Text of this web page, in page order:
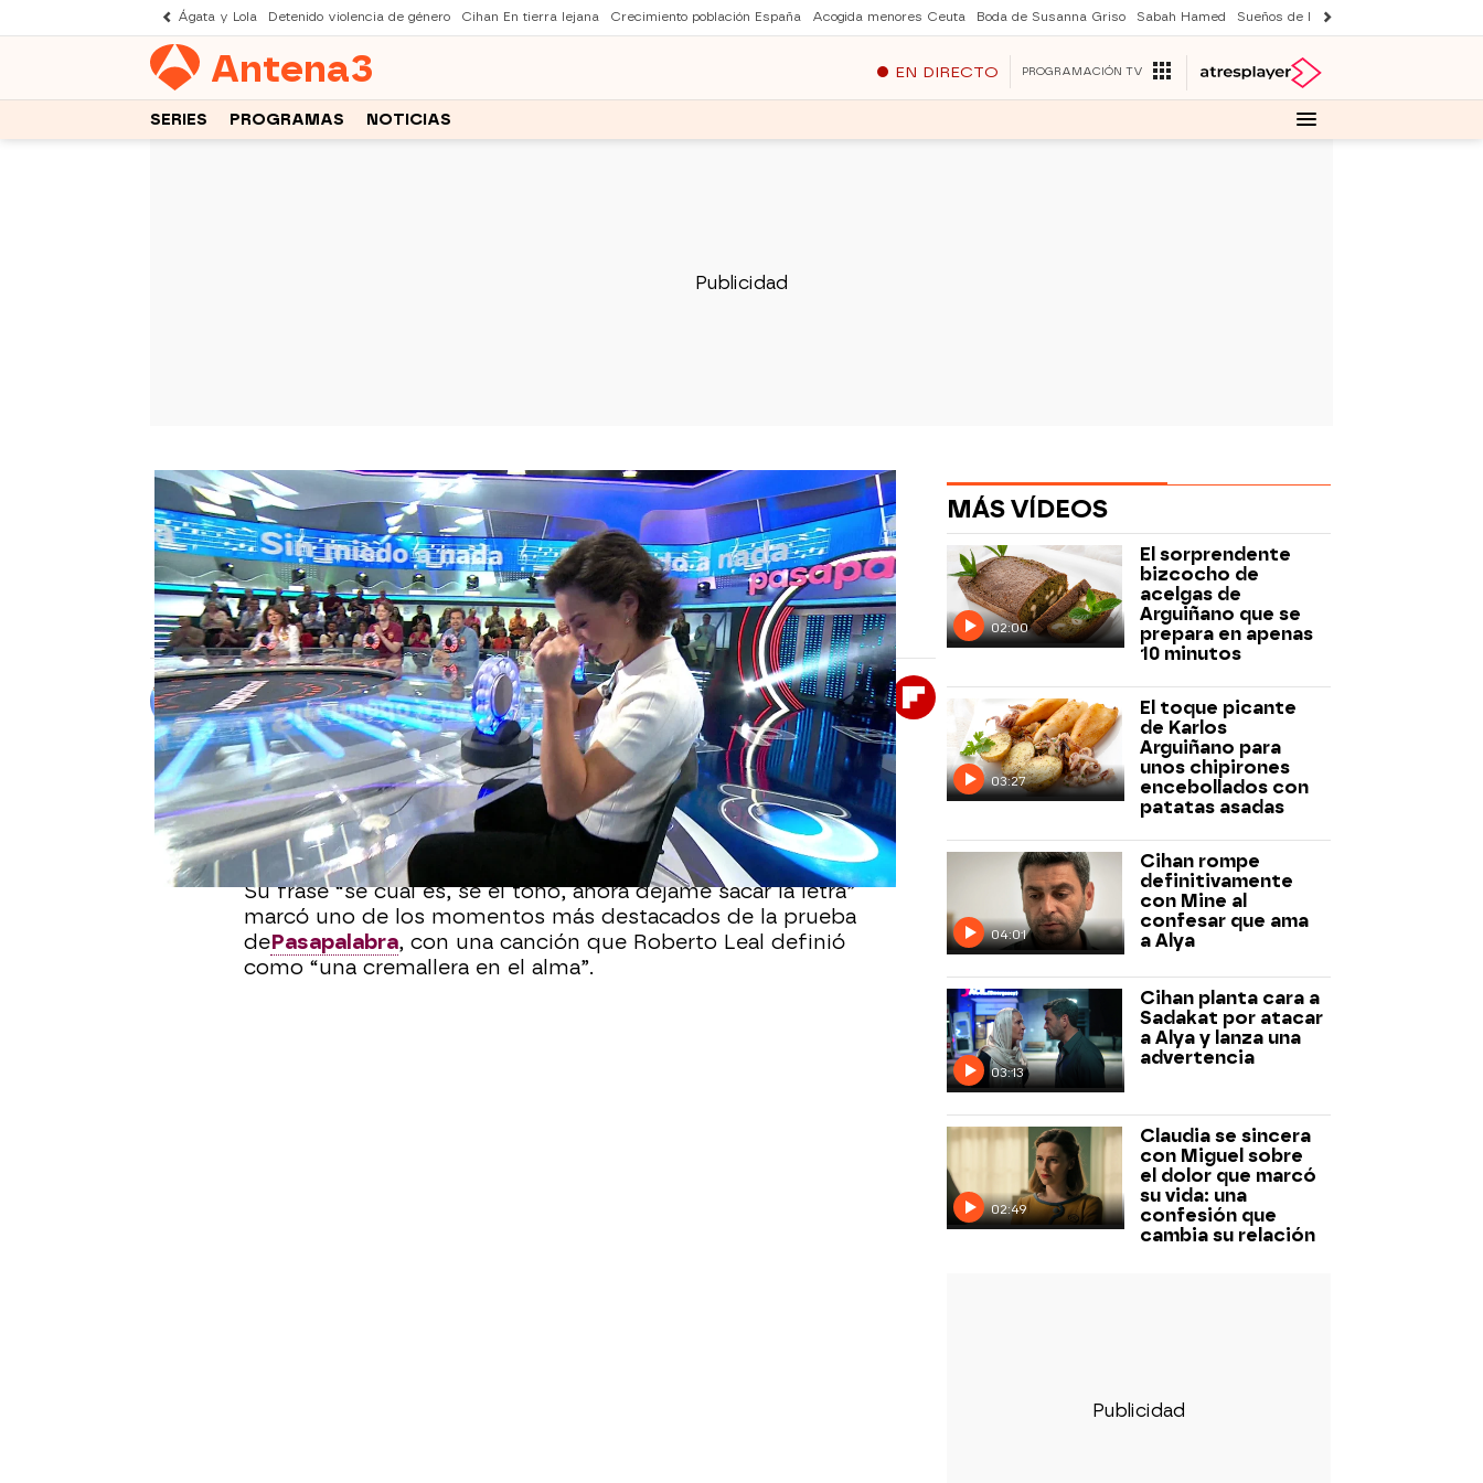
Ágata y Lola Detenido violencia de género Cihan En tierra lejana Crecimiento población España Acogida menores Ceuta Boda de Susanna Griso Sabah Hamed Sueños de libertad
Antena3 EN DIRECTO PROGRAMACIÓN TV
SERIES PROGRAMAS NOTICIAS
PASAPALABRA
Rosa brilla en La Pista tras reconocer el tono de la canción:
“Déjame sacar la letra”
En La Pista, Rosa protagoniza un momento emocionante al intuir la canción desde la
primera pista, aunque tardó en dar con la letra exacta.
Alberto Mendo
Publicado:13 de junio de 2025, 09:00
WhatsappFacebook
X Flipboard
A pesar de ser la más rápida en pulsar, no logró identificar el
tema en el primer intento. Con una segunda oportunidad y un
fragmento clave, logró resolver el duelo con seguridad.
Su frase “sé cuál es, sé el tono, ahora déjame sacar la letra”
marcó uno de los momentos más destacados de la prueba
dePasapalabra, con una canción que Roberto Leal definió
como “una cremallera en el alma”.
MÁS VÍDEOS
02:00
El sorprendente
bizcocho de
acelgas de
Arguiñano que se
prepara en apenas
10 minutos
03:27
El toque picante
de Karlos
Arguiñano para
unos chipirones
encebollados con
patatas asadas
04:01
Cihan rompe
definitivamente
con Mine al
confesar que ama
a Alya
03:13
Cihan planta cara a
Sadakat por atacar
a Alya y lanza una
advertencia
02:49
Claudia se sincera
con Miguel sobre
el dolor que marcó
su vida: una
confesión que
cambia su relación